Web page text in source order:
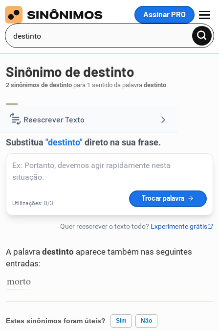
Assinar PRO
MENU
Reescrever Texto
Resumir Texto
Corrigir Texto
Detector de IA
Humanizador de IA
Cata-letras
Sinônimo de destinto
2 sinônimos de destinto para 1 sentido da palavra destinto:
A palavra destinto aparece também nas seguintes
entradas:
morto
Estes sinônimos foram úteis? Sim Não